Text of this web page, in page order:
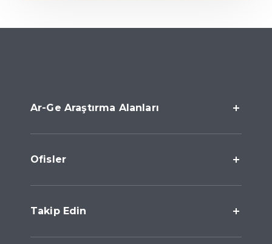
Ar-Ge Araştırma Alanları
Ofisler
Takip Edin